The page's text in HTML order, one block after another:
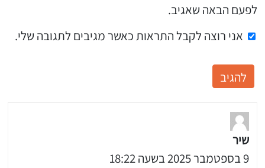
לפעם הבאה שאגיב.
אני רוצה לקבל התראות כאשר מגיבים לתגובה שלי.
שיר
9 בספטמבר 2025 בשעה 18:22